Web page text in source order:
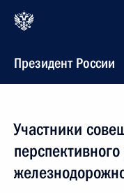
Президент России
Участники